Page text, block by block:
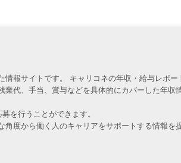
報サイトです。 キャリコネの年収・給与レポー
代、手当、賞与などを具体的にカバーした年収
を行うことができます。
度から働く人のキャリアをサポートする情報を